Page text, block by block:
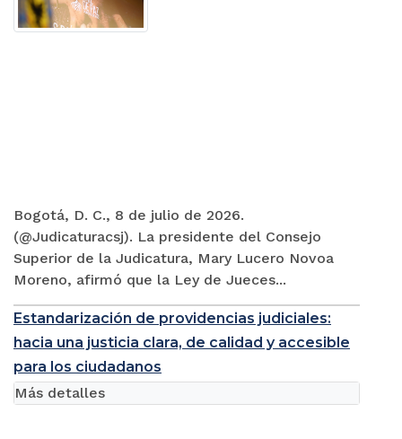
Bogotá, D. C., 8 de julio de 2026.
(@Judicaturacsj). La presidente del Consejo
Superior de la Judicatura, Mary Lucero Novoa
Moreno, afirmó que la Ley de Jueces...
Estandarización de providencias judiciales:
hacia una justicia clara, de calidad y accesible
para los ciudadanos
Más detalles